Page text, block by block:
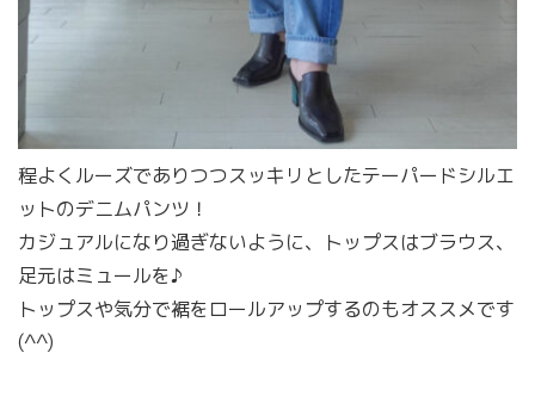
程よくルーズでありつつスッキリとしたテーパードシルエ
ットのデニムパンツ！
カジュアルになり過ぎないように、トップスはブラウス、
足元はミュールを♪
トップスや気分で裾をロールアップするのもオススメです
(^^)